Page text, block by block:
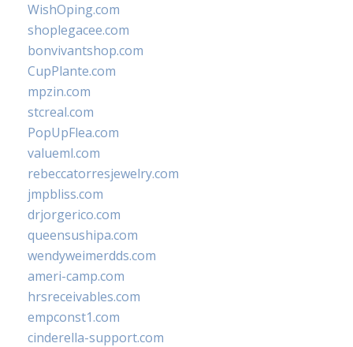
WishOping.com
shoplegacee.com
bonvivantshop.com
CupPlante.com
mpzin.com
stcreal.com
PopUpFlea.com
valueml.com
rebeccatorresjewelry.com
jmpbliss.com
drjorgerico.com
queensushipa.com
wendyweimerdds.com
ameri-camp.com
hrsreceivables.com
empconst1.com
cinderella-support.com